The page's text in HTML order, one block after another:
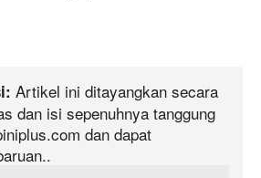
Artikel ini ditayangkan secara
dan isi sepenuhnya tanggung
dan dapat